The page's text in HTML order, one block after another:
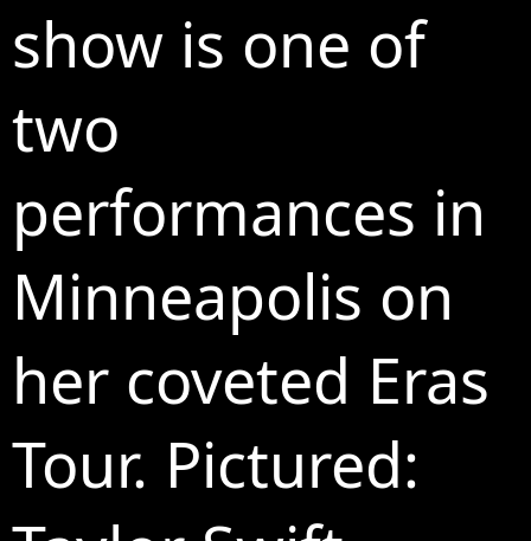
show is one of
two
performances in
Minneapolis on
her coveted Eras
Tour. Pictured: